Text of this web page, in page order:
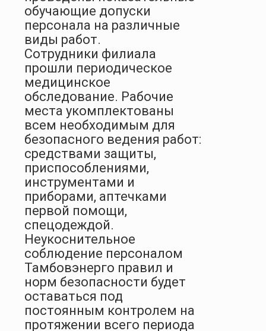
обучающие допуски
персонала на различные
виды работ.
Сотрудники филиала
прошли периодическое
медицинское
обследование. Рабочие
места укомплектованы
всем необходимым для
безопасного ведения работ:
средствами защиты,
приспособлениями,
инструментами и
приборами, аптечками
первой помощи,
спецодеждой.
Неукоснительное
соблюдение персоналом
Тамбовэнерго правил и
норм безопасности будет
оставаться под
постоянным контролем на
протяжении всего периода